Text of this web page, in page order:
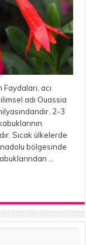
acı
adı Ouassia
2-3
Sıcak ülkelerde
bölgesinde
…